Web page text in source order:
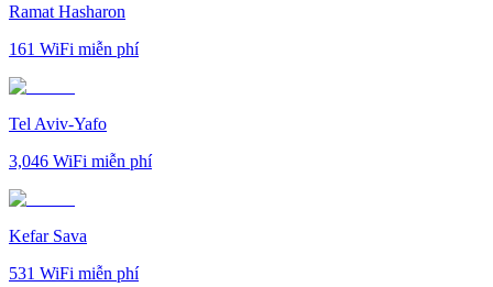
Ramat Hasharon
161 WiFi miễn phí
Tel Aviv-Yafo
3,046 WiFi miễn phí
Kefar Sava
531 WiFi miễn phí